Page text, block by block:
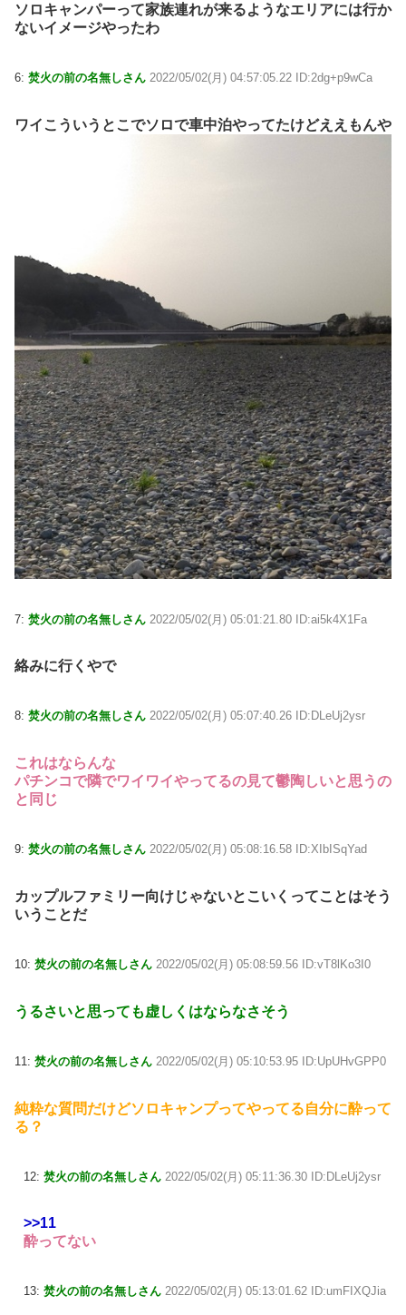
ソロキャンパーって家族連れが来るようなエリアには行か
ないイメージやったわ
6: 焚火の前の名無しさん 2022/05/02(月) 04:57:05.22 ID:2dg+p9wCa
ワイこういうとこでソロで車中泊やってたけどええもんや
7: 焚火の前の名無しさん 2022/05/02(月) 05:01:21.80 ID:ai5k4X1Fa
絡みに行くやで
8: 焚火の前の名無しさん 2022/05/02(月) 05:07:40.26 ID:DLeUj2ysr
これはならんな
パチンコで隣でワイワイやってるの見て鬱陶しいと思うの
と同じ
9: 焚火の前の名無しさん 2022/05/02(月) 05:08:16.58 ID:XIbISqYad
カップルファミリー向けじゃないとこいくってことはそう
いうことだ
10: 焚火の前の名無しさん 2022/05/02(月) 05:08:59.56 ID:vT8lKo3I0
うるさいと思っても虚しくはならなさそう
11: 焚火の前の名無しさん 2022/05/02(月) 05:10:53.95 ID:UpUHvGPP0
純粋な質問だけどソロキャンプってやってる自分に酔って
る？
12: 焚火の前の名無しさん 2022/05/02(月) 05:11:36.30 ID:DLeUj2ysr
>>11
酔ってない
13: 焚火の前の名無しさん 2022/05/02(月) 05:13:01.62 ID:umFIXQJia